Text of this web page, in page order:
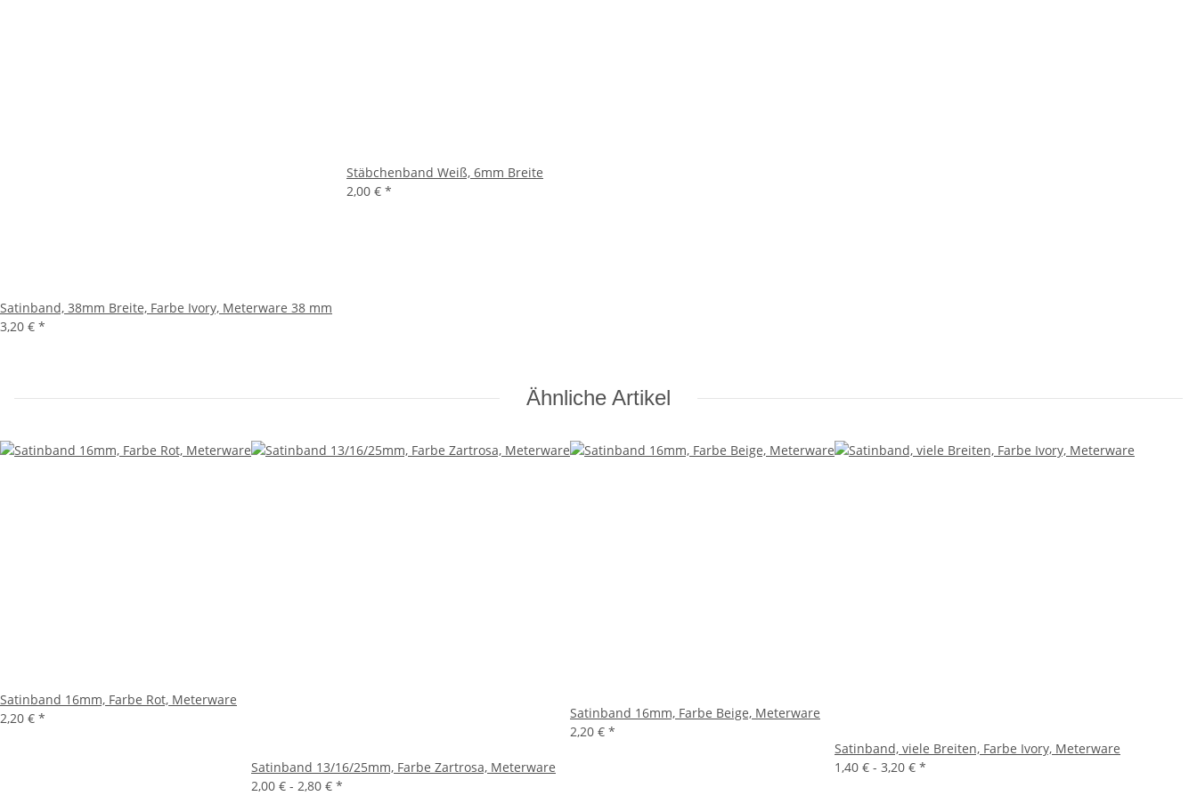
Satinband, 38mm Breite, Farbe Ivory, Meterware 38 mm
3,20 € *
Stäbchenband Weiß, 6mm Breite
2,00 € *
Ähnliche Artikel
Satinband 16mm, Farbe Rot, Meterware
2,20 € *
Satinband 13/16/25mm, Farbe Zartrosa, Meterware
2,00 € - 2,80 € *
Satinband 16mm, Farbe Beige, Meterware
2,20 € *
Satinband, viele Breiten, Farbe Ivory, Meterware
1,40 € - 3,20 € *